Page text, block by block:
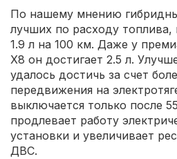
По нашему мнению
лучших по расходу топлива,
1.9 л на 100 км. Даже у
Х8 он достигает 2.5 л.
удалось достичь за счет
передвижения на
выключается только после
продлевает работу
установки и увеличивает
ДВС.